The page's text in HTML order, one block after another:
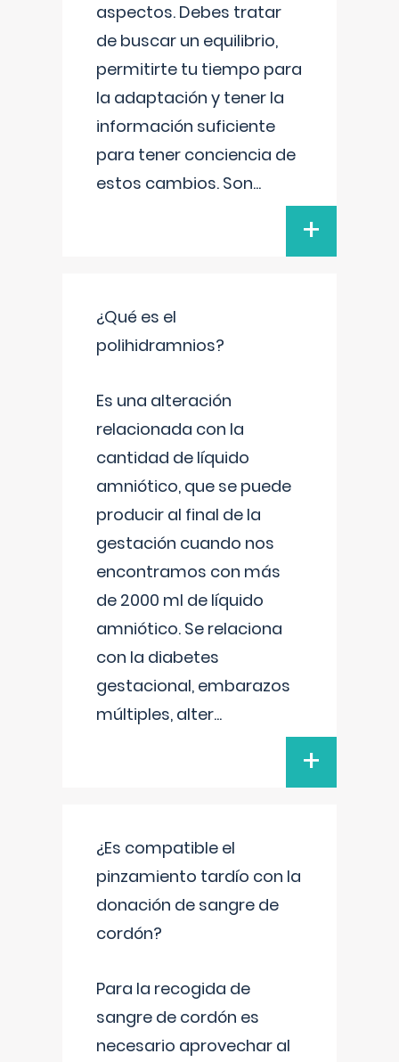
aspectos. Debes tratar
de buscar un equilibrio,
permitirte tu tiempo para
la adaptación y tener la
información suficiente
para tener conciencia de
estos cambios. Son...
+
¿Qué es el
polihidramnios?
Es una alteración
relacionada con la
cantidad de líquido
amniótico, que se puede
producir al final de la
gestación cuando nos
encontramos con más
de 2000 ml de líquido
amniótico. Se relaciona
con la diabetes
gestacional, embarazos
múltiples, alter...
+
¿Es compatible el
pinzamiento tardío con la
donación de sangre de
cordón?
Para la recogida de
sangre de cordón es
necesario aprovechar al